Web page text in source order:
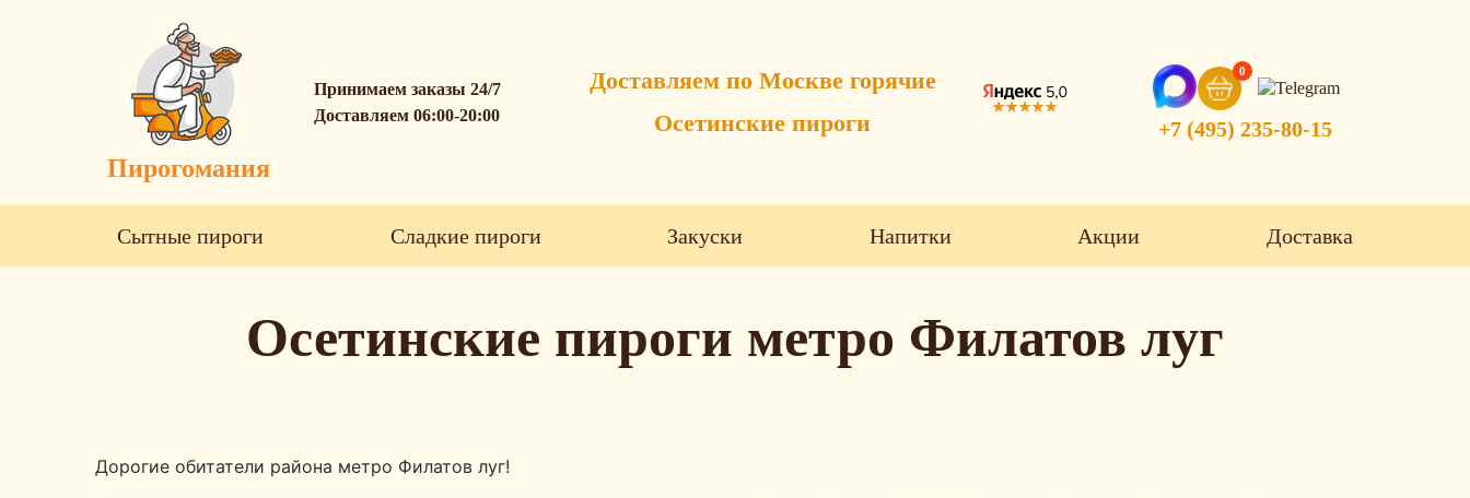
Пирогомания
Принимаем заказы 24/7
Доставляем 06:00-20:00
Доставляем по Москве горячие
Осетинские пироги
0
+7 (495) 235-80-15
Сытные пироги Сладкие пироги Закуски Напитки Акции Доставка
Осетинские пироги метро Филатов луг
Дорогие обитатели района метро Филатов луг!